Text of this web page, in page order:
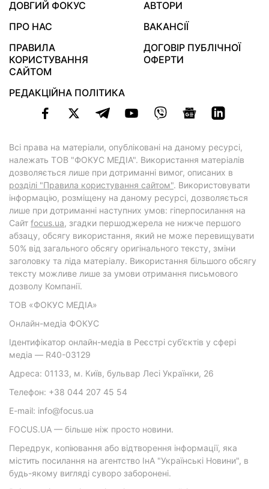
ДОВГИЙ ФОКУС
АВТОРИ
ПРО НАС
ВАКАНСІЇ
ПРАВИЛА
КОРИСТУВАННЯ
САЙТОМ
ДОГОВІР ПУБЛІЧНОЇ
ОФЕРТИ
РЕДАКЦІЙНА ПОЛІТИКА
Всі права на матеріали, опубліковані на даному ресурсі,
належать ТОВ "ФОКУС МЕДІА". Використання матеріалів
дозволяється лише при дотриманні вимог, описаних в
розділі "Правила користування сайтом". Використовувати
інформацію, розміщену на даному ресурсі, дозволяється
лише при дотриманні наступних умов: гіперпосилання на
Cайт focus.ua, згадки першоджерела не нижче першого
абзацу, обсягу використання, який не може перевищувати
50% від загального обсягу оригінального тексту, зміни
заголовку та ліда матеріалу. Використання більшого обсягу
тексту можливе лише за умови отримання письмового
дозволу Компанії.
ТОВ «ФОКУС МЕДІА»
Онлайн-медіа ФОКУС
Ідентифікатор онлайн-медіа в Реєстрі суб’єктів у сфері
медіа — R40-03129
Адреса: 01133, м. Київ, бульвар Лесі Українки, 26
Телефон: +38 044 207 45 54
E-mail: info@focus.ua
FOCUS.UA — більше ніж просто новини.
Передрук, копіювання або відтворення інформації, яка
містить посилання на агентство ІнА "Українські Новини", в
будь-якому вигляді суворо заборонені.